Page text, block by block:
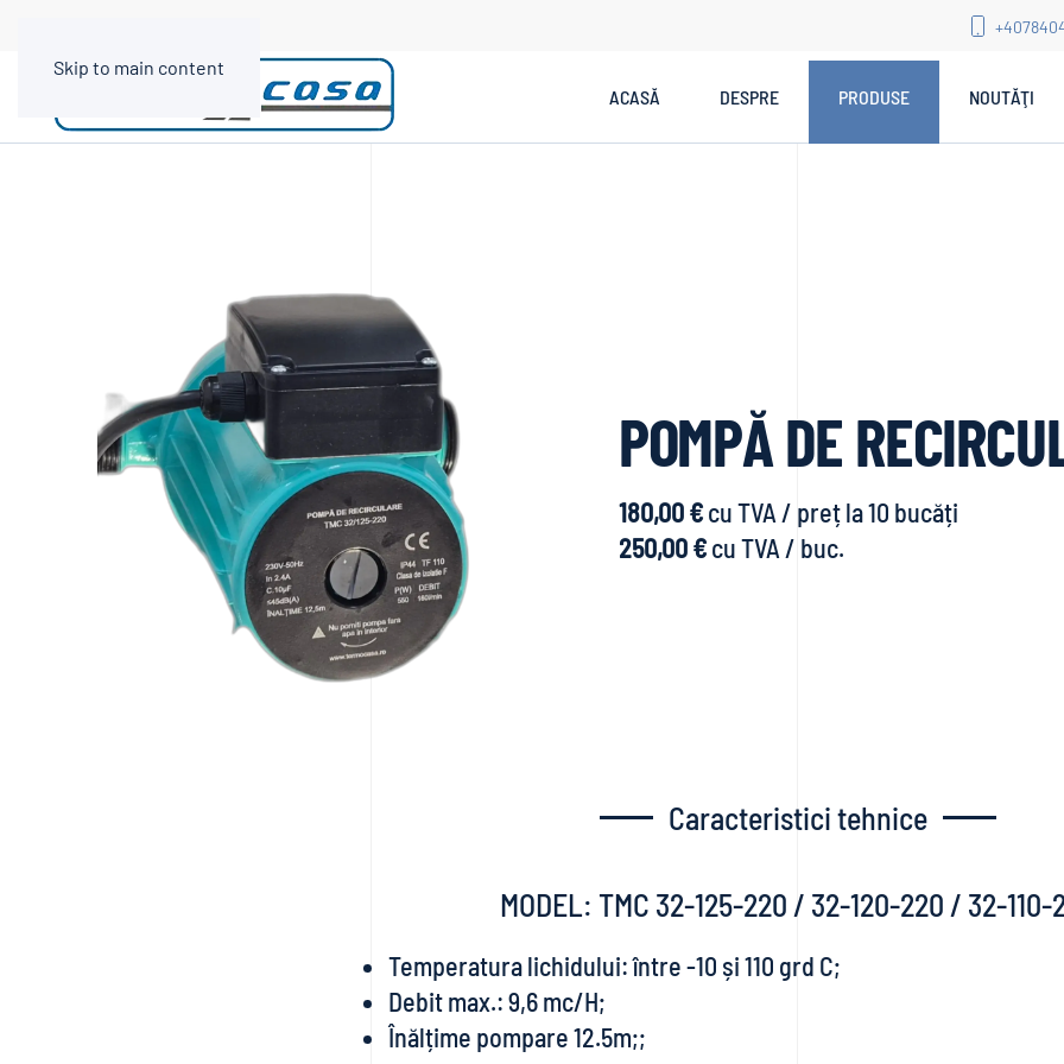
Skip to main content
ACASĂ DESPRE PRODUSE NOUTĂŢI
POMPĂ DE
180,00 €cu TVA / preț la 10 bucăți
250,00 €cu TVA / buc.
Caracteristici tehnice
MODEL: TMC 32-125-220 / 32-120-220 / 32-110-
Temperatura lichidului: între -10 și 110 grd C;
Debit max.: 9,6 mc/H;
Înălțime pompare 12.5m;;